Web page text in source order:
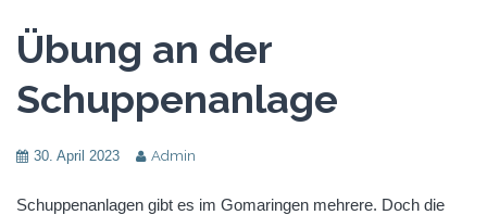
Übung an der
Schuppenanlage
30. April 2023 Admin
Schuppenanlagen gibt es im Gomaringen mehrere. Doch die